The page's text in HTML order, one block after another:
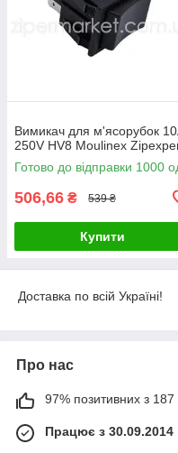
Вимикач для м'ясорубок
250V HV8 Moulinex
Готово до відправки 1000
506,66 ₴ 539 ₴
Купити
Доставка по всій Україні!
Про нас
97% позитивних з 187
Працює з 30.09.2014